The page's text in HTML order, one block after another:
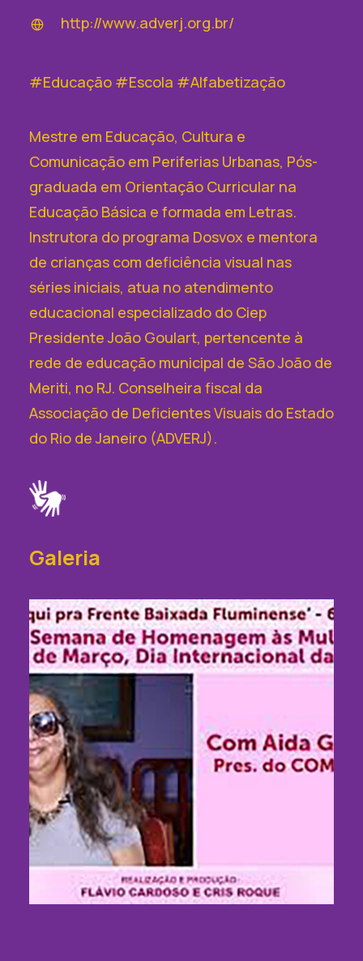
http://www.adverj.org.br/
#Educação #Escola #Alfabetização
Mestre em Educação, Cultura e
Comunicação em Periferias Urbanas, Pós-
graduada em Orientação Curricular na
Educação Básica e formada em Letras.
Instrutora do programa Dosvox e mentora
de crianças com deficiência visual nas
séries iniciais, atua no atendimento
educacional especializado do Ciep
Presidente João Goulart, pertencente à
rede de educação municipal de São João de
Meriti, no RJ. Conselheira fiscal da
Associação de Deficientes Visuais do Estado
do Rio de Janeiro (ADVERJ).
Galeria